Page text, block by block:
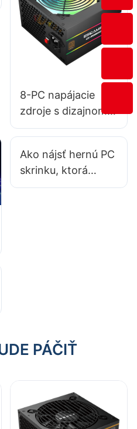
8-PC napájacie
zdroje s dizajnom s
vysokou hustotou
obmedzené
zostavy
Ako nájsť hernú PC
skrinku, ktorá
znižuje hluk počas
PÁČIŤ